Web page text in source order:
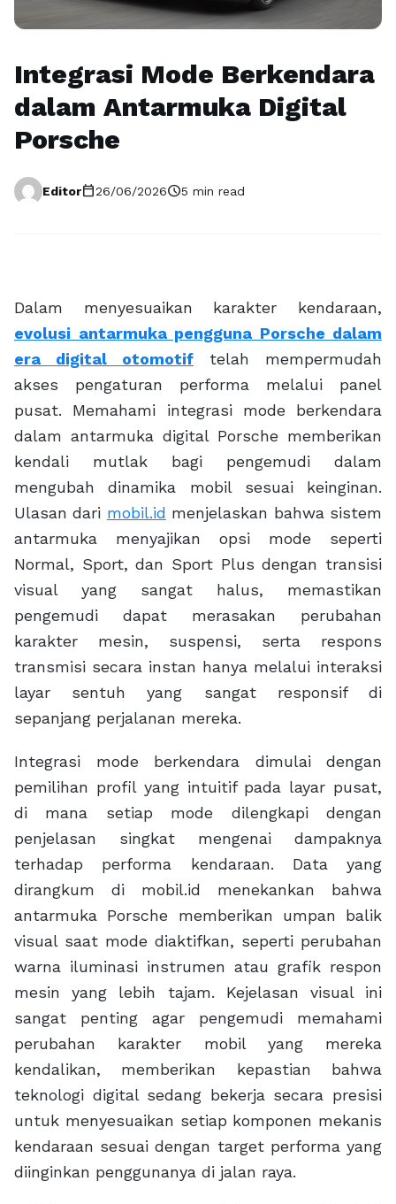
Integrasi Mode Berkendara
dalam Antarmuka Digital
Porsche
Editorcalendar_today26/06/2026schedule5 min read
Dalam menyesuaikan karakter kendaraan,
evolusi antarmuka pengguna Porsche dalam
era digital otomotif telah mempermudah
akses pengaturan performa melalui panel
pusat. Memahami integrasi mode berkendara
dalam antarmuka digital Porsche memberikan
kendali mutlak bagi pengemudi dalam
mengubah dinamika mobil sesuai keinginan.
Ulasan dari mobil.id menjelaskan bahwa sistem
antarmuka menyajikan opsi mode seperti
Normal, Sport, dan Sport Plus dengan transisi
visual yang sangat halus, memastikan
pengemudi dapat merasakan perubahan
karakter mesin, suspensi, serta respons
transmisi secara instan hanya melalui interaksi
layar sentuh yang sangat responsif di
sepanjang perjalanan mereka.
Integrasi mode berkendara dimulai dengan
pemilihan profil yang intuitif pada layar pusat,
di mana setiap mode dilengkapi dengan
penjelasan singkat mengenai dampaknya
terhadap performa kendaraan. Data yang
dirangkum di mobil.id menekankan bahwa
antarmuka Porsche memberikan umpan balik
visual saat mode diaktifkan, seperti perubahan
warna iluminasi instrumen atau grafik respon
mesin yang lebih tajam. Kejelasan visual ini
sangat penting agar pengemudi memahami
perubahan karakter mobil yang mereka
kendalikan, memberikan kepastian bahwa
teknologi digital sedang bekerja secara presisi
untuk menyesuaikan setiap komponen mekanis
kendaraan sesuai dengan target performa yang
diinginkan penggunanya di jalan raya.